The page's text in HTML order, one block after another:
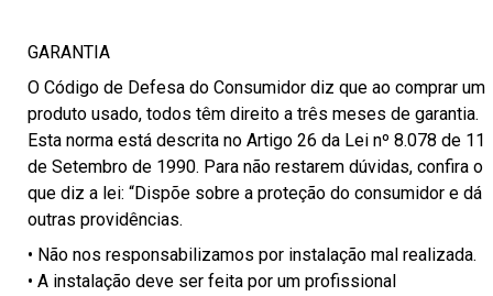
GARANTIA
O Código de Defesa do Consumidor diz que ao comprar um
produto usado, todos têm direito a três meses de garantia.
Esta norma está descrita no Artigo 26 da Lei nº 8.078 de 11
de Setembro de 1990. Para não restarem dúvidas, confira o
que diz a lei: “Dispõe sobre a proteção do consumidor e dá
outras providências.
• Não nos responsabilizamos por instalação mal realizada.
• A instalação deve ser feita por um profissional